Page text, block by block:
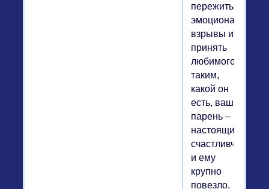
пережить
эмоциональные
взрывы и
принять
любимого
таким,
какой он
есть, ваш
парень –
настоящий
счастливчик,
и ему
крупно
повезло.